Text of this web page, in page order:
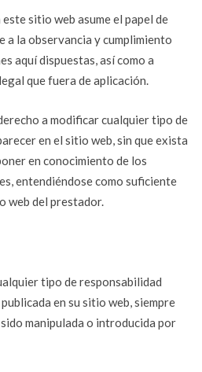
sitio web asume el papel de
a la observancia y cumplimiento
aquí dispuestas, así como a
que fuera de aplicación.
a modificar cualquier tipo de
en el sitio web, sin que exista
en conocimiento de los
entendiéndose como suficiente
web del prestador.
tipo de responsabilidad
en su sitio web, siempre
manipulada o introducida por